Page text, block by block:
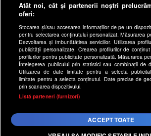
medicool.ro
spynews.ro
useit.ro
retetefeldefel.ro
zutv.ro
Trends AntenaPLAY
Acest site este creat si administrat de
Atât noi, cât și partenerii noștri
oferi:
Stocarea și/sau accesarea informațiilor de pe un
pentru selectarea conținutului personalizat. Măsurarea
Dezvoltarea și îmbunătățirea serviciilor. Utilizarea
publicității personalizate. Crearea profilurilor de
profilurilor pentru publicitate personalizată. Măsurarea
Înțelegerea publicului prin statistici sau combinații de
Utilizarea de date limitate pentru a selecta
limitate pentru a selecta conținutul. Date precise de
prin scanarea dispozitivului.
Listă parteneri (furnizori)
ACCEPT TOATE